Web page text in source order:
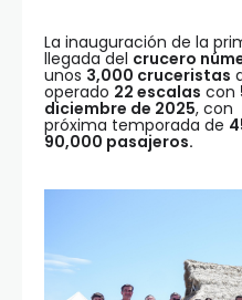
La inauguración de la
llegada del crucero
unos 3,000 cruceristas
operado 22 escalas con
diciembre de 2025, con
próxima temporada de
90,000 pasajeros.